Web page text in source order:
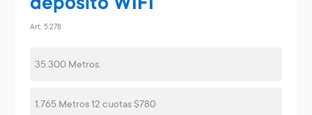
depósito WIFI
Art. 5.278
35.300 Metros.
1.765 Metros 12 cuotas $780